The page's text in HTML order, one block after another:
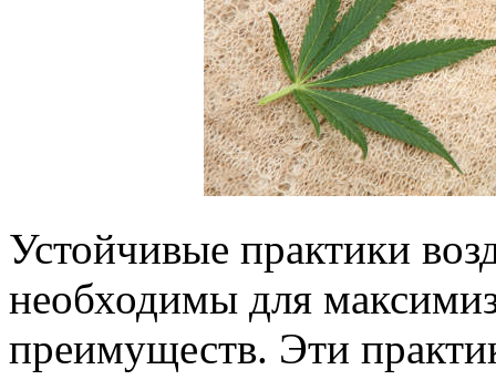
Устойчивые практики
необходимы для
преимуществ. Эти